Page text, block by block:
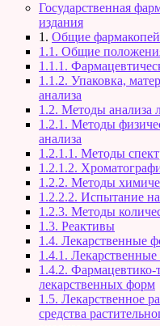
Государственная
издания
1. Общие
1.1. Общие
1.1.1.
1.1.2. Упаковка,
анализа
1.2. Методы анализа
1.2.1. Методы
анализа
1.2.1.1. Методы
1.2.1.2.
1.2.2. Методы
1.2.2.2. Испытание
1.2.3. Методы
1.3. Реактивы
1.4. Лекарственные
1.4.1.
1.4.2. Фармацевтико-
лекарственных форм
1.5. Лекарственное
средства